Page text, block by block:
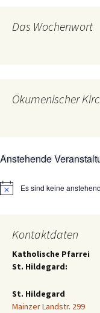
Das Wochenwort
Ökumenischer
Anstehende
HinweisEs sind keine
Kontaktdaten
Katholische Pfarrei
St. Hildegard:
St. Hildegard
Mainzer Landstr. 299